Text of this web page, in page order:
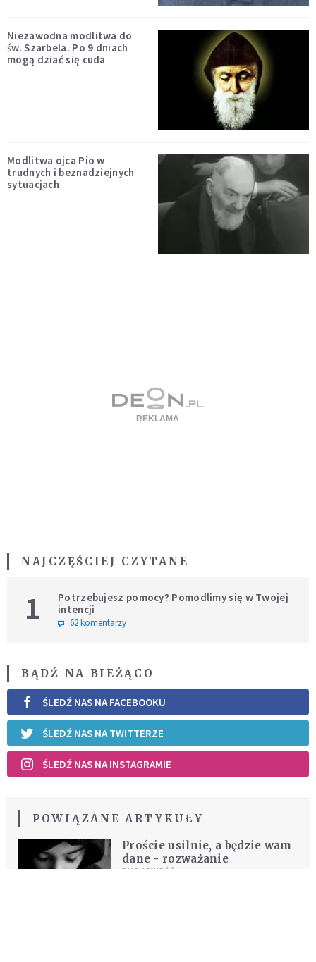
Niezawodna modlitwa do
św. Szarbela. Po 9 dniach
mogą dziać się cuda
Modlitwa ojca Pio w
trudnych i beznadziejnych
sytuacjach
NAJCZĘŚCIEJ CZYTANE
1
Potrzebujesz pomocy? Pomodlimy się w Twojej
intencji
62 komentarzy
BĄDŹ NA BIEŻĄCO
ŚLEDŹ NAS NA FACEBOOKU
ŚLEDŹ NAS NA TWITTERZE
ŚLEDŹ NAS NA INSTAGRAMIE
POWIĄZANE ARTYKUŁY
Proście usilnie, a będzie wam
dane - rozważanie
DUCHOWOŚĆ